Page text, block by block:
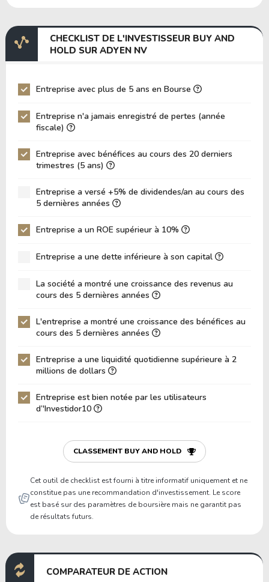
EV/EBITDA
19.74
EV/EBIT
P/EBITDA
P/Actif Total
VPA (Valeur Comptable par Action)
LPA (Bénéfice par Action)
Rotation des Actifs
0.12
ROE
ROIC (RETOUR SUR CAPITAL INVESTI)
ROA (Retour sur Actifs)
Dette Nette / EBITDA
Dette Nette / EBIT
Dette Brute / Capitaux Propres
Capitaux Propres / Actifs
0.43
Passifs / Actifs
Ratio de Liquidité
P/Actif Circulant Net
CHECKLIST DE L'INVESTISSEUR BUY AND
HOLD SUR ADYEN NV
Entreprise avec plus de 5 ans en Bourse
Entreprise n'a jamais enregistré de pertes (année
fiscale)
Entreprise avec bénéfices au cours des 20 derniers
trimestres (5 ans)
Entreprise a versé +5% de dividendes/an au cours des
5 dernières années
Entreprise a un ROE supérieur à 10%
Entreprise a une dette inférieure à son capital
La société a montré une croissance des revenus au
cours des 5 dernières années
L'entreprise a montré une croissance des bénéfices au
cours des 5 dernières années
Entreprise a une liquidité quotidienne supérieure à 2
millions de dollars
Entreprise est bien notée par les utilisateurs
d’'Investidor10
CLASSEMENT BUY AND HOLD
Cet outil de checklist est fourni à titre informatif uniquement et ne
constitue pas une recommandation d'investissement. Le score
est basé sur des paramètres de boursière mais ne garantit pas
de résultats futurs.
COMPARATEUR DE ACTION